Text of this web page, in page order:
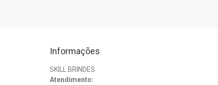
Informações
SKILL BRINDES
Atendimento: